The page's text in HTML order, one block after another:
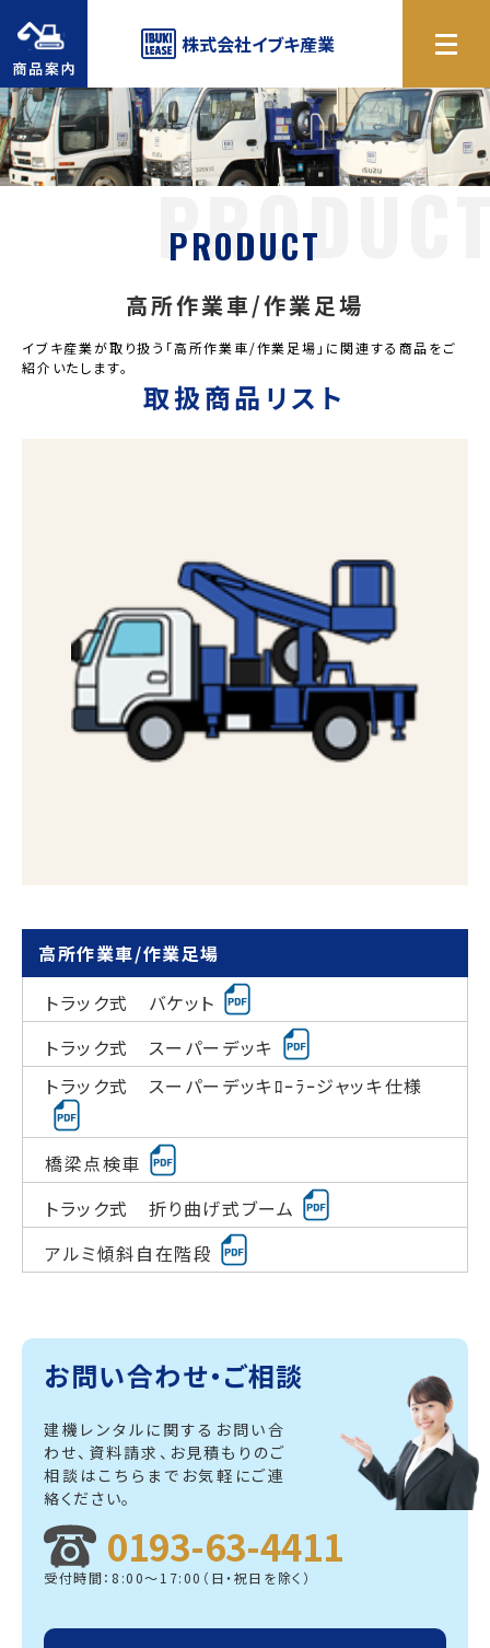
株式会社イブキ産業
PRODUCT
高所作業車/作業足場
イブキ産業が取り扱う「高所作業車/作業足場」に関連する商品をご
紹介いたします。
取扱商品リスト
高所作業車/作業足場
トラック式 バケット
トラック式 スーパーデッキ
トラック式 スーパーデッキﾛｰﾗｰジャッキ仕様
橋梁点検車
トラック式 折り曲げ式ブーム
アルミ傾斜自在階段
お問い合わせ・ご相談
建機レンタルに関するお問い合
わせ、資料請求、 お見積もりのご
相談はこちらまでお気軽にご連
絡ください。
0193-63-4411
受付時間：8:00～17:00（日・祝日を除く）